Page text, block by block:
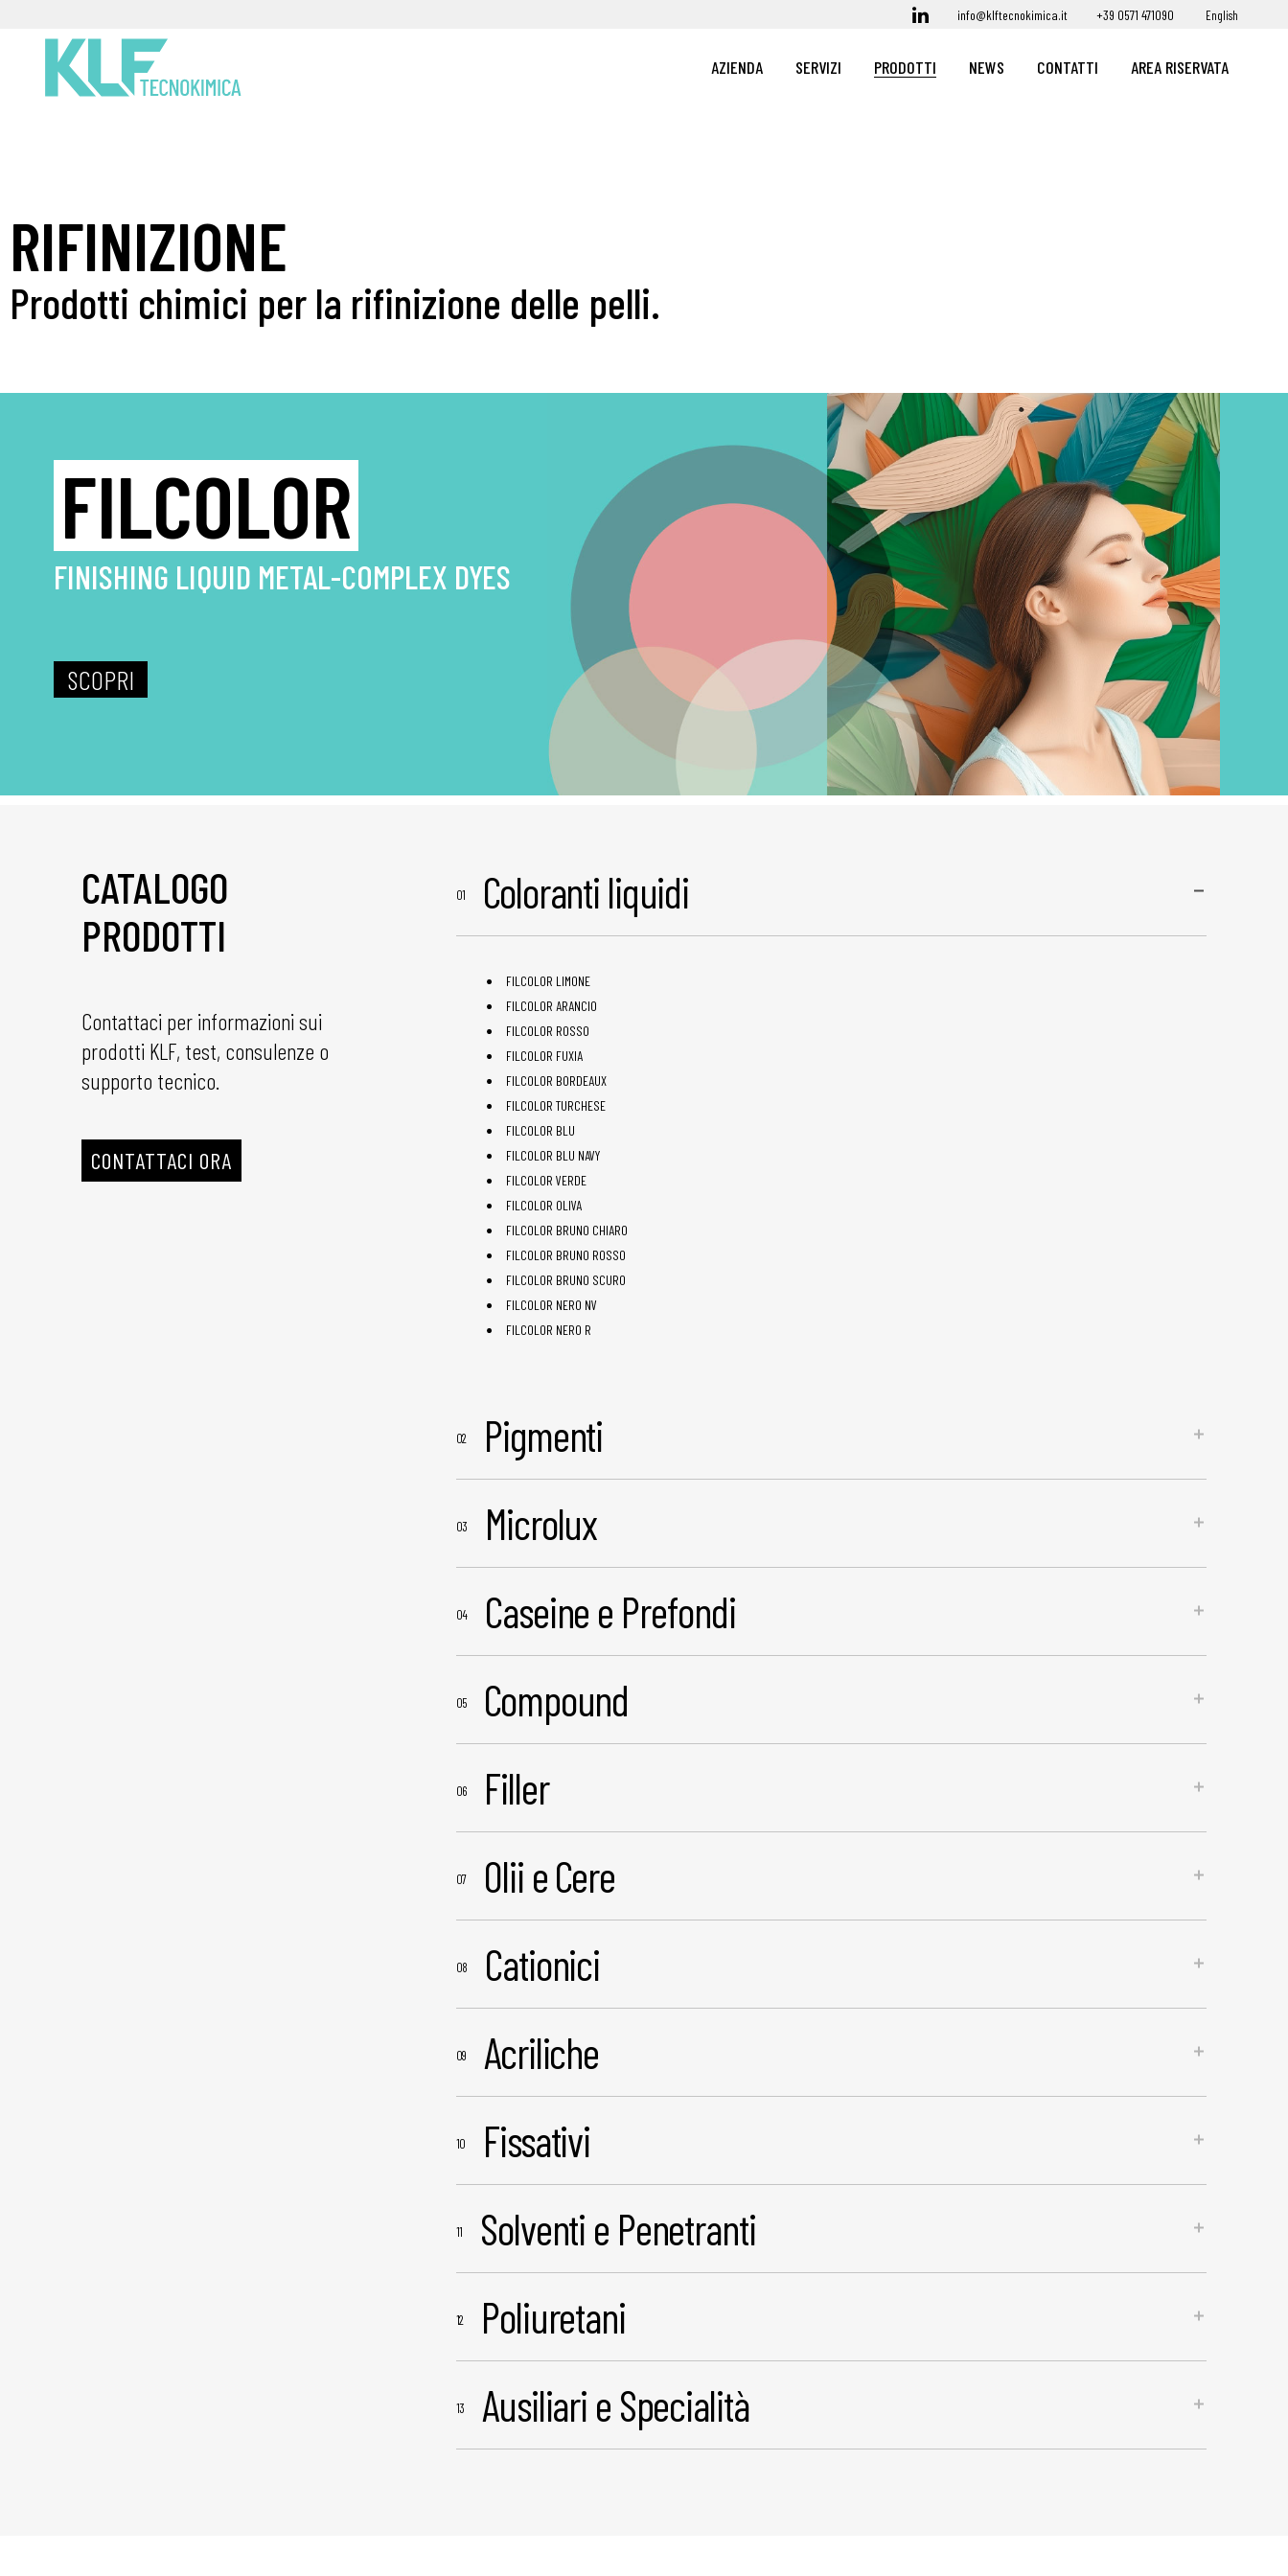
info@klftecnokimica.it +39 0571 471090 English
AZIENDA SERVIZI PRODOTTI NEWS CONTATTI AREA RISERVATA
RIFINIZIONE
Prodotti chimici per la rifinizione delle pelli.
SCOPRI
FINISHING LIQUID METAL-COMPLEX DYES
FILCOLOR
CATALOGO
PRODOTTI
Contattaci per informazioni sui
prodotti KLF, test, consulenze o
supporto tecnico.
CONTATTACI ORA
Coloranti liquidi
FILCOLOR LIMONE
FILCOLOR ARANCIO
FILCOLOR ROSSO
FILCOLOR FUXIA
FILCOLOR BORDEAUX
FILCOLOR TURCHESE
FILCOLOR BLU
FILCOLOR BLU NAVY
FILCOLOR VERDE
FILCOLOR OLIVA
FILCOLOR BRUNO CHIARO
FILCOLOR BRUNO ROSSO
FILCOLOR BRUNO SCURO
FILCOLOR NERO NV
FILCOLOR NERO R
Pigmenti
Microlux
Caseine e Prefondi
Compound
Filler
Olii e Cere
Cationici
Acriliche
Fissativi
Solventi e Penetranti
Poliuretani
Ausiliari e Specialità